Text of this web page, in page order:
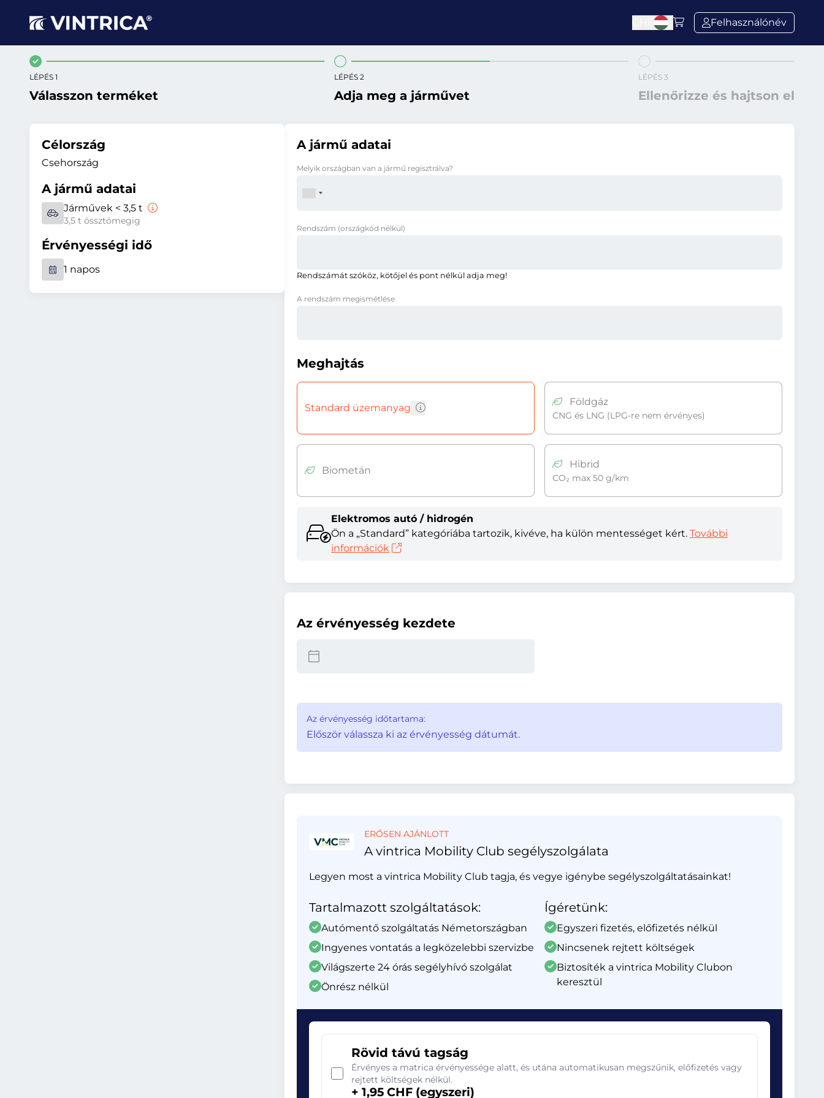
Felhasználónév
LÉPÉS 1
Válasszon terméket
LÉPÉS 2
Adja meg a járművet
LÉPÉS 3
Ellenőrizze és hajtson el
Célország
Csehország
A jármű adatai
Járművek < 3,5 t
3,5 t össztömegig
Érvényességi idő
1 napos
A jármű adatai
Melyik országban van a jármű regisztrálva?
Rendszám (országkód nélkül)
Rendszámát szóköz, kötőjel és pont nélkül adja meg!
A rendszám megismétlése
Meghajtás
Standard üzemanyag
Földgáz
CNG és LNG (LPG-re nem érvényes)
Biometán
Hibrid
CO₂ max 50 g/km
Elektromos autó / hidrogén
Ön a „Standard” kategóriába tartozik, kivéve, ha külön mentességet kért. További
információk
Az érvényesség kezdete
Az érvényesség időtartama:
Először válassza ki az érvényesség dátumát.
ERŐSEN AJÁNLOTT
A vintrica Mobility Club segélyszolgálata
Legyen most a vintrica Mobility Club tagja, és vegye igénybe segélyszolgáltatásainkat!
Tartalmazott szolgáltatások:
Autómentő szolgáltatás Németországban
Ingyenes vontatás a legközelebbi szervizbe
Világszerte 24 órás segélyhívó szolgálat
Önrész nélkül
Ígéretünk:
Egyszeri fizetés, előfizetés nélkül
Nincsenek rejtett költségek
Biztosíték a vintrica Mobility Clubon
keresztül
Rövid távú tagság
Érvényes a matrica érvényessége alatt, és utána automatikusan megszűnik, előfizetés vagy
rejtett költségek nélkül.
+ 1,95 CHF (egyszeri)